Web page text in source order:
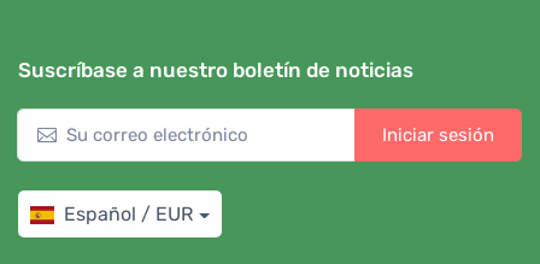
Suscríbase a nuestro boletín de noticias
Iniciar sesión
Español / EUR